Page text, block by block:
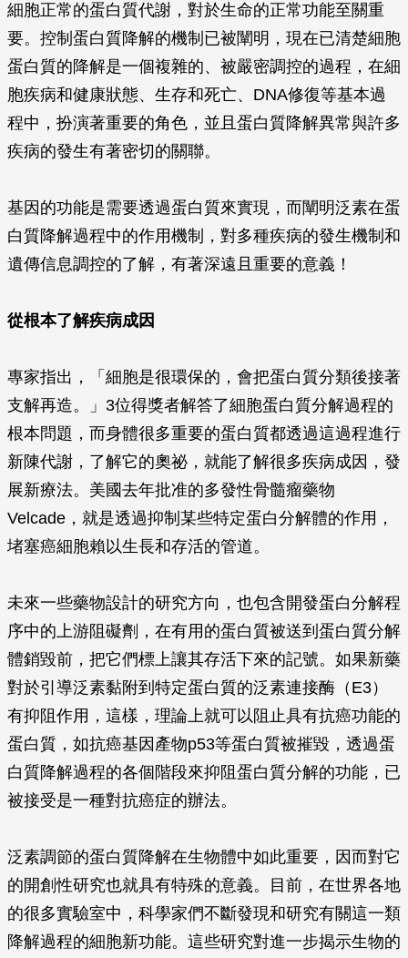
細胞正常的蛋白質代謝，對於生命的正常功能至關重
要。控制蛋白質降解的機制已被闡明，現在已清楚細胞
蛋白質的降解是一個複雜的、被嚴密調控的過程，在細
胞疾病和健康狀態、生存和死亡、DNA修復等基本過
程中，扮演著重要的角色，並且蛋白質降解異常與許多
疾病的發生有著密切的關聯。
基因的功能是需要透過蛋白質來實現，而闡明泛素在蛋
白質降解過程中的作用機制，對多種疾病的發生機制和
遺傳信息調控的了解，有著深遠且重要的意義！
從根本了解疾病成因
專家指出，「細胞是很環保的，會把蛋白質分類後接著
支解再造。」3位得獎者解答了細胞蛋白質分解過程的
根本問題，而身體很多重要的蛋白質都透過這過程進行
新陳代謝，了解它的奧祕，就能了解很多疾病成因，發
展新療法。美國去年批准的多發性骨髓瘤藥物
Velcade，就是透過抑制某些特定蛋白分解體的作用，
堵塞癌細胞賴以生長和存活的管道。
未來一些藥物設計的研究方向，也包含開發蛋白分解程
序中的上游阻礙劑，在有用的蛋白質被送到蛋白質分解
體銷毀前，把它們標上讓其存活下來的記號。如果新藥
對於引導泛素黏附到特定蛋白質的泛素連接酶（E3）
有抑阻作用，這樣，理論上就可以阻止具有抗癌功能的
蛋白質，如抗癌基因產物p53等蛋白質被摧毀，透過蛋
白質降解過程的各個階段來抑阻蛋白質分解的功能，已
被接受是一種對抗癌症的辦法。
泛素調節的蛋白質降解在生物體中如此重要，因而對它
的開創性研究也就具有特殊的意義。目前，在世界各地
的很多實驗室中，科學家們不斷發現和研究有關這一類
降解過程的細胞新功能。這些研究對進一步揭示生物的